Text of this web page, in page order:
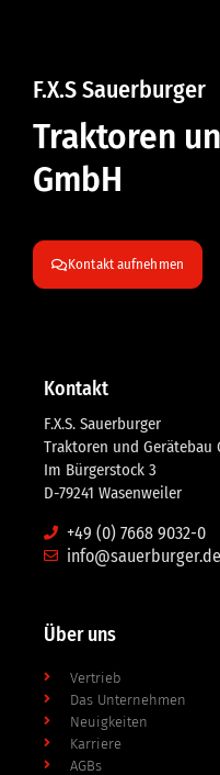
F.X.S Sauerburger
Traktoren
GmbH
Kontakt aufnehmen
Kontakt
F.X.S. Sauerburger
Traktoren und Gerätebau
Im Bürgerstock 3
D-79241 Wasenweiler
+49 (0) 7668 9032-0
info@sauerburger.de
Über uns
Vertrieb
Das Unternehmen
Neuigkeiten
Karriere
AGBs